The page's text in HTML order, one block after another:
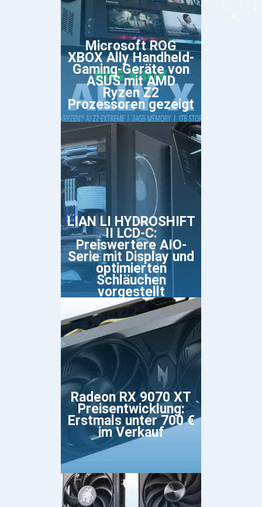
Microsoft ROG
XBOX Ally Handheld-
Gaming-Geräte von
ASUS mit AMD
Ryzen Z2
Prozessoren gezeigt
LIAN LI HYDROSHIFT
II LCD-C:
Preiswertere AIO-
Serie mit Display und
optimierten
Schläuchen
vorgestellt
Radeon RX 9070 XT
Preisentwicklung:
Erstmals unter 700 €
im Verkauf